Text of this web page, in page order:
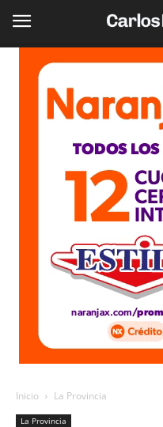
Inicio La Provincia
La Provincia